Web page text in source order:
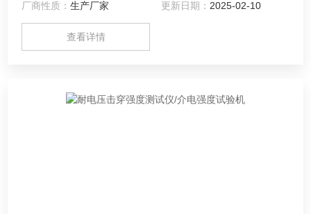
度和耐电压的测试。
厂商性质：生产厂家 更新日期： 2025-02-10
查看详情